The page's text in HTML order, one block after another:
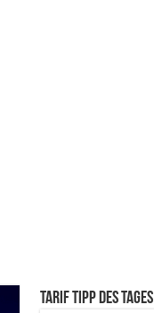
Tarif Tipp des Tages